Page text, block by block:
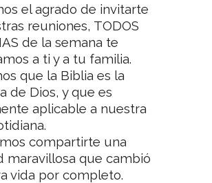
el agrado de invitarte
reuniones, TODOS
de la semana te
a ti y a tu familia.
que la Biblia es la
de Dios, y que es
aplicable a nuestra
compartirte una
maravillosa que cambió
vida por completo.